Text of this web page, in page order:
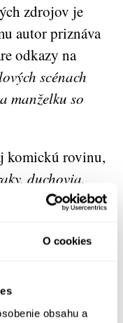
O cookies
obsahu a
zdrojov je
autor priznáva
odkazy na
scénach
manželku so
komickú rovinu,
duchovia,
Nanajvýš v
nie je
lebo ten,
rokov
a strachu.